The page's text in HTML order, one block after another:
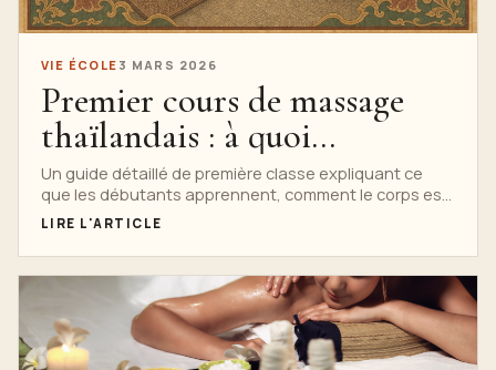
VIE ÉCOLE 3 MARS 2026
Premier cours de massage
thaïlandais : à quoi
s'attendre
Un guide détaillé de première classe expliquant ce
que les débutants apprennent, comment le corps est
protégé, quoi porter, comment fonctionne le feedback
et pourquoi la culture est importante.
LIRE L'ARTICLE